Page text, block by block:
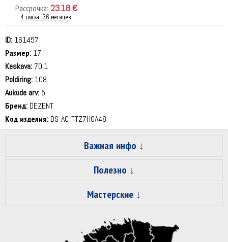
Рассрочка: 23.18 €
4 диска, 36 месяцев.
ID: 161457
Размер: 17"
Keskava: 70.1
Poldiring: 108
Aukude arv: 5
Бренд: DEZENT
Код изделия: DS-AC-TTZ7HGA48
Важная инфо
Полезно
Мастерские